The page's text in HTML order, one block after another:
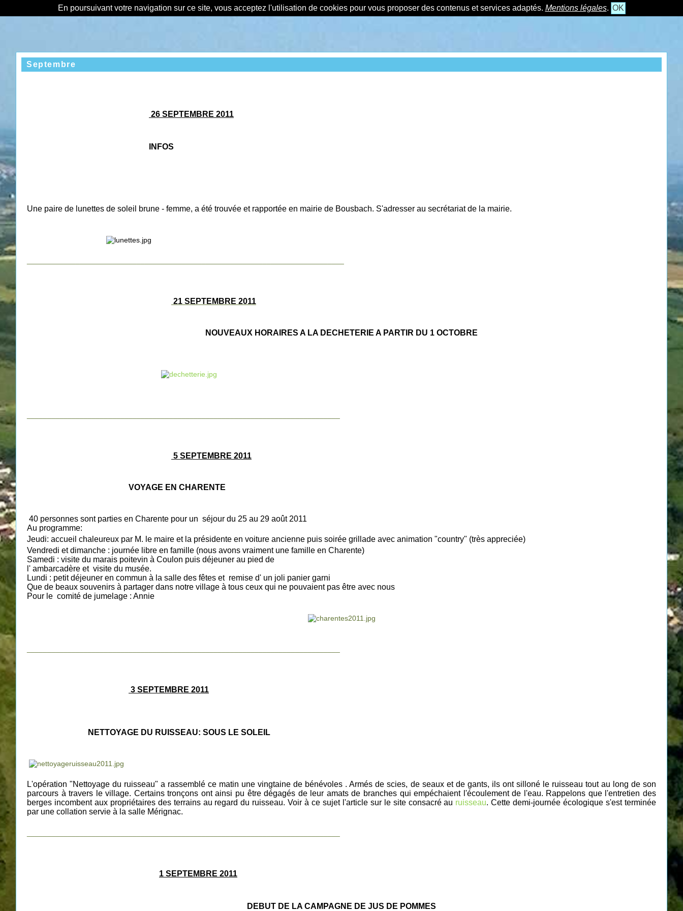
En poursuivant votre navigation sur ce site, vous acceptez l'utilisation de cookies pour vous proposer des contenus et services adaptés. Mentions légales. OK
Septembre
26 SEPTEMBRE 2011
INFOS
Une paire de lunettes de soleil brune - femme, a été trouvée et rapportée en mairie de Bousbach. S'adresser au secrétariat de la mairie.
21 SEPTEMBRE 2011
NOUVEAUX HORAIRES A LA DECHETERIE A PARTIR DU 1 OCTOBRE
5 SEPTEMBRE 2011
VOYAGE EN CHARENTE
40 personnes sont parties en Charente pour un séjour du 25 au 29 août 2011
Au programme:
Jeudi: accueil chaleureux par M. le maire et la présidente en voiture ancienne puis soirée grillade avec animation "country" (très appreciée)
Vendredi et dimanche : journée libre en famille (nous avons vraiment une famille en Charente)
Samedi : visite du marais poitevin à Coulon puis déjeuner au pied de
l' ambarcadère et visite du musée.
Lundi : petit déjeuner en commun à la salle des fêtes et remise d' un joli panier garni
Que de beaux souvenirs à partager dans notre village à tous ceux qui ne pouvaient pas être avec nous
Pour le comité de jumelage : Annie
3 SEPTEMBRE 2011
NETTOYAGE DU RUISSEAU: SOUS LE SOLEIL
L'opération "Nettoyage du ruisseau" a rassemblé ce matin une vingtaine de bénévoles . Armés de scies, de seaux et de gants, ils ont silloné le ruisseau tout au long de son
parcours à travers le village. Certains tronçons ont ainsi pu être dégagés de leur amats de branches qui empéchaient l'écoulement de l'eau. Rappelons que l'entretien des
berges incombent aux propriétaires des terrains au regard du ruisseau. Voir à ce sujet l'article sur le site consacré au ruisseau. Cette demi-journée écologique s'est terminée
par une collation servie à la salle Mérignac.
1 SEPTEMBRE 2011
DEBUT DE LA CAMPAGNE DE JUS DE POMMES